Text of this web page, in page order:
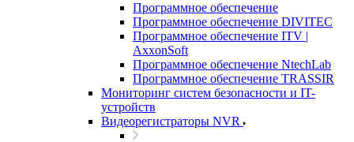
Программное обеспечение
Программное обеспечение DIVITEC
Программное обеспечение ITV |
AxxonSoft
Программное обеспечение NtechLab
Программное обеспечение TRASSIR
Мониторинг систем безопасности и IT-
устройств
Видеорегистраторы NVR